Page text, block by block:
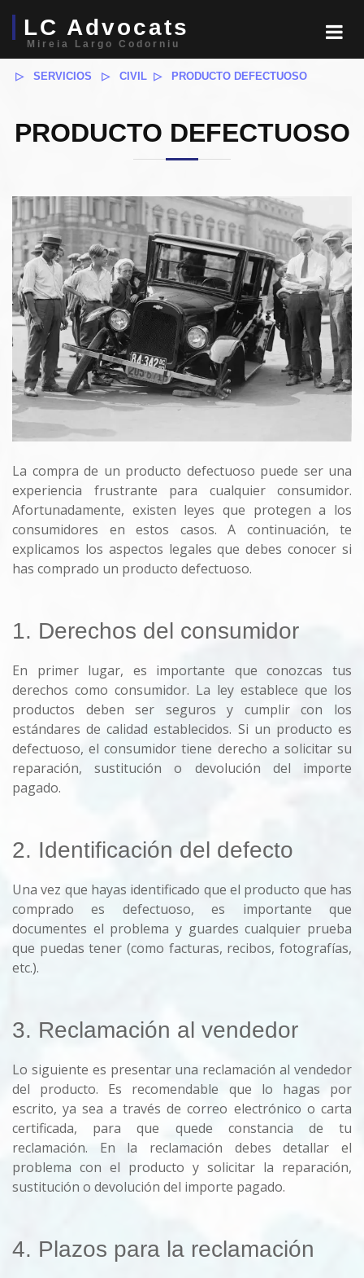
LC Advocats
Mireia Largo Codorniu
▷ SERVICIOS ▷ CIVIL ▷ PRODUCTO DEFECTUOSO
PRODUCTO DEFECTUOSO
La compra de un producto defectuoso puede ser una
experiencia frustrante para cualquier consumidor.
Afortunadamente, existen leyes que protegen a los
consumidores en estos casos. A continuación, te
explicamos los aspectos legales que debes conocer si
has comprado un producto defectuoso.
1. Derechos del consumidor
En primer lugar, es importante que conozcas tus
derechos como consumidor. La ley establece que los
productos deben ser seguros y cumplir con los
estándares de calidad establecidos. Si un producto es
defectuoso, el consumidor tiene derecho a solicitar su
reparación, sustitución o devolución del importe
pagado.
2. Identificación del defecto
Una vez que hayas identificado que el producto que has
comprado es defectuoso, es importante que
documentes el problema y guardes cualquier prueba
que puedas tener (como facturas, recibos, fotografías,
etc.).
3. Reclamación al vendedor
Lo siguiente es presentar una reclamación al vendedor
del producto. Es recomendable que lo hagas por
escrito, ya sea a través de correo electrónico o carta
certificada, para que quede constancia de tu
reclamación. En la reclamación debes detallar el
problema con el producto y solicitar la reparación,
sustitución o devolución del importe pagado.
4. Plazos para la reclamación